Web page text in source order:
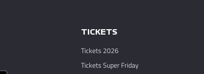
TICKETS
Tickets 2026
Tickets Super Friday